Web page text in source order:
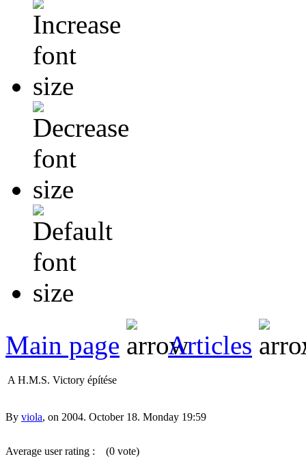
Main page Articles
A H.M.S. Victory építése
By viola, on 2004. October 18. Monday 19:59
Average user rating : (0 vote)